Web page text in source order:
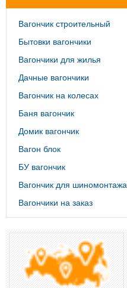
Вагончик строительный
Бытовки вагончики
Вагончики для жилья
Дачные вагончики
Вагончик на колесах
Баня вагончик
Домик вагончик
Вагон блок
БУ вагончик
Вагончик для шиномонтажа
Вагончики на заказ